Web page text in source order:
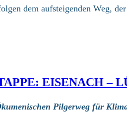
dem aufsteigenden Weg,
EISENACH –
Pilgerweg für